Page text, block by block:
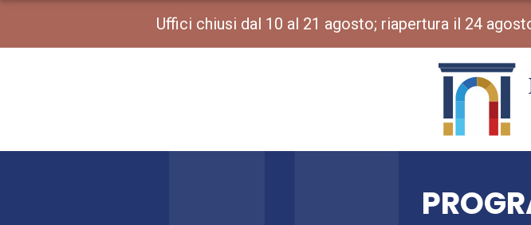
Uffici chiusi dal 10 al 21 agosto; riapertura il 24